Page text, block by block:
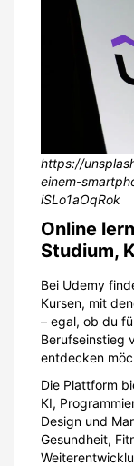
https://
einem-
iSLo1aOqRok
Online
Studium,
Bei Udemy
Kursen, mit
– egal, ob du
Berufseinstieg
entdecken
Die Plattform
KI,
Design und
Gesundheit,